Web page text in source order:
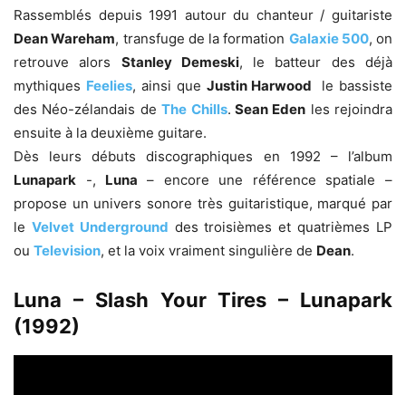
Rassemblés depuis 1991 autour du chanteur / guitariste
Dean Wareham, transfuge de la formation Galaxie 500, on
retrouve alors Stanley Demeski, le batteur des déjà
mythiques Feelies, ainsi que Justin Harwood
le bassiste
des Néo-zélandais deThe Chills. Sean Eden les rejoindra
ensuite à la deuxième guitare.
Dès leurs débuts discographiques en 1992 – l’album
Lunapark -, Luna – encore une référence spatiale –
propose un univers sonore très guitaristique, marqué par
le Velvet Underground des troisièmes et quatrièmes LP
ou Television, et la voix vraiment singulière de Dean.
Luna – Slash Your Tires – Lunapark
(1992)